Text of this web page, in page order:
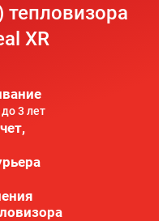
тепловизора
XR
3 лет